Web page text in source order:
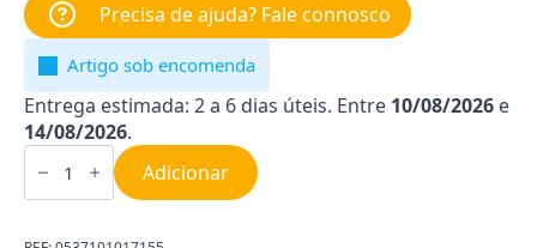
Precisa de ajuda? Fale connosco
Artigo sob encomenda
Entrega estimada: 2 a 6 dias úteis. Entre 10/08/2026 e
14/08/2026.
Quantidade
de
de
para
Adicionar